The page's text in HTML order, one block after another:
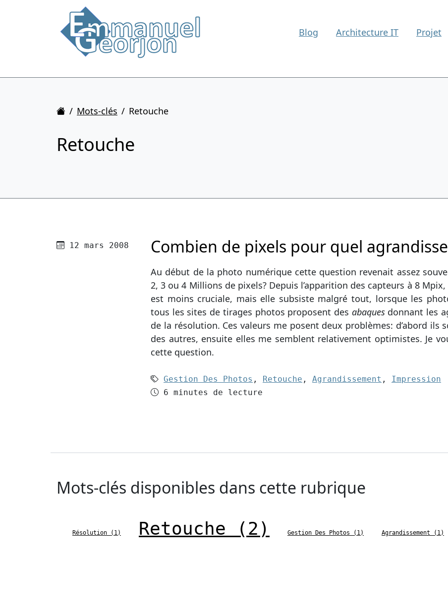
Blog Architecture IT Projet
Accueil
Mots-clés Retouche
Retouche
Publié le
12 mars 2008 Combien de pixels pour quel
Au début de la photo numérique cette question revenait assez
2, 3 ou 4 Millions de pixels? Depuis l’apparition des capteurs à 8
est moins cruciale, mais elle subsiste malgré tout, lorsque les
tous les sites de tirages photos proposent des abaquesdonnant les
de la résolution. Ces valeurs me posent deux problèmes: d’abord ils
des autres, ensuite elles me semblent relativement optimistes. Je
cette question.
Mots-clés (4):
Gestion Des Photos , Retouche , Agrandissement , Impression
Temps de lecture
6 minutes de lecture
Mots-clés disponibles dans cette rubrique
Résolution (1) Retouche (2) Gestion Des Photos (1) Agrandissement (1)